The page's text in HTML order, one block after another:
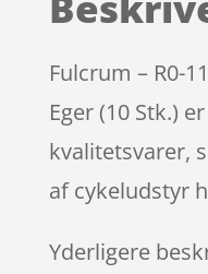
på
ømmels
er
Fulcrum – R0-
Eger (10 Stk.)
kvalitetsvarer,
af cykeludstyr
Yderligere